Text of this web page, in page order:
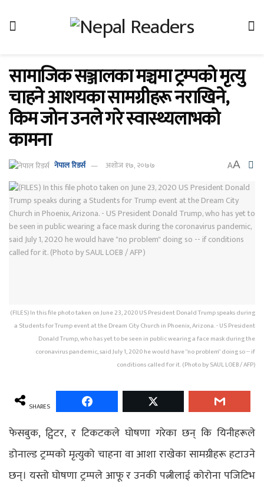
सामाजिक सञ्जालका मञ्चमा ट्रम्पको मृत्यु
चाहने आशयका सामग्रीहरू नराखिने,
किम जोन उनले गरे स्वास्थ्यलाभको
कामना
नेपाल रिडर्स अशोज १७, २०७७ AA
(FILES) In this file photo taken on June 23, 2020 US President Donald Trump speaks during
a Students for Trump event at the Dream City Church in Phoenix, Arizona. - US President
Donald Trump, who has yet to be seen in public wearing a face mask during the
coronavirus pandemic, said July 1, 2020 he would have "no problem" doing so -- if
conditions called for it. (Photo by SAUL LOEB / AFP)
SHARES
फेसबुक, ट्विटर, र टिकटकले घोषणा गरेका छन् कि यिनीहरूले
डोनाल्ड ट्रम्पको मृत्युको चाहना वा आशा राखेका सामग्रीहरू हटाउने
छन्। यस्तो घोषणा ट्रम्पले आफू र उनकी पत्नीलाई कोरोना पजिटिभ